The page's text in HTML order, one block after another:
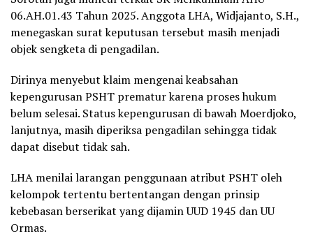
06.AH.01.43 Tahun 2025. Anggota LHA, Widjajanto, S.H.,
menegaskan surat keputusan tersebut masih menjadi
objek sengketa di pengadilan.
Dirinya menyebut klaim mengenai keabsahan
kepengurusan PSHT prematur karena proses hukum
belum selesai. Status kepengurusan di bawah Moerdjoko,
lanjutnya, masih diperiksa pengadilan sehingga tidak
dapat disebut tidak sah.
LHA menilai larangan penggunaan atribut PSHT oleh
kelompok tertentu bertentangan dengan prinsip
kebebasan berserikat yang dijamin UUD 1945 dan UU
Ormas.